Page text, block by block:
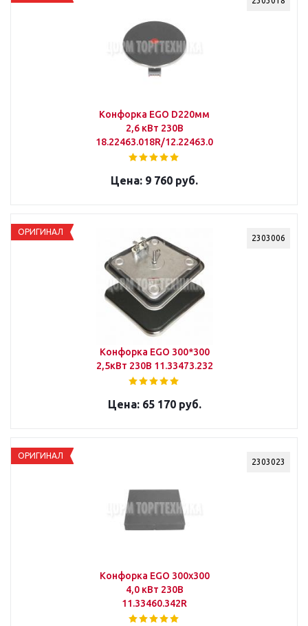
Конфорка EGO D220мм
2,6 кВт 230В
18.22463.018R/12.22463.012R
9 760 руб.
2303006
ОРИГИНАЛ
Конфорка ЕGO 300*300
2,5кВт 230В 11.33473.232
65 170 руб.
2303023
ОРИГИНАЛ
Конфорка EGO 300х300
4,0 кВт 230В
11.33460.342R